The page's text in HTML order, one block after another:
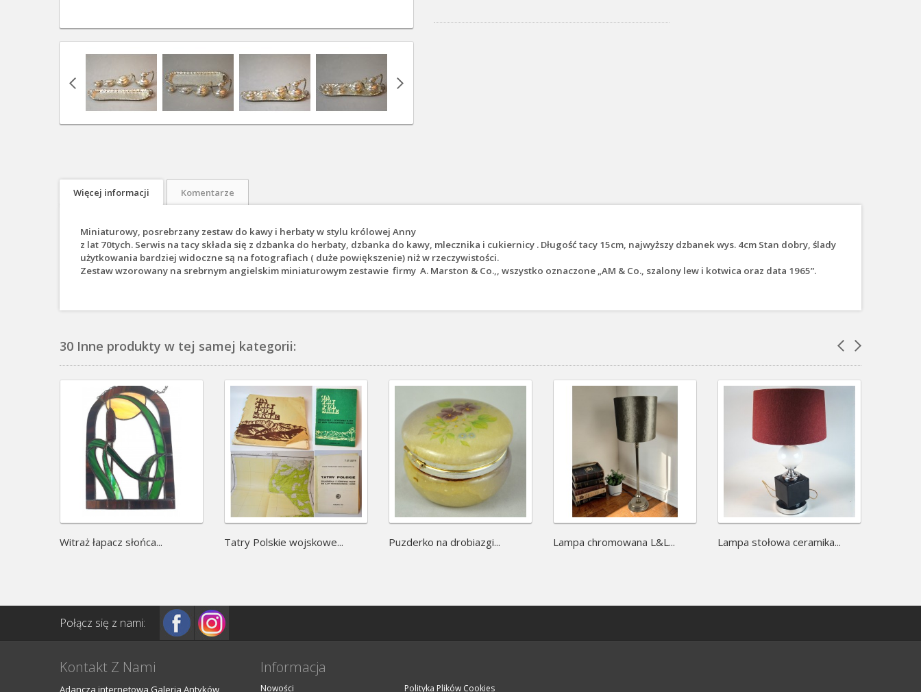
Więcej informacji Komentarze
Miniaturowy, posrebrzany zestaw do kawy i herbaty w stylu królowej Anny
z lat 70tych. Serwis na tacy składa się z dzbanka do herbaty, dzbanka do kawy, mlecznika i cukiernicy . Długość tacy 15cm, najwyższy dzbanek wys. 4cm Stan dobry, ślady
użytkowania bardziej widoczne są na fotografiach ( duże powiększenie) niż w rzeczywistości.
Zestaw wzorowany na srebrnym angielskim miniaturowym zestawie firmy A. Marston & Co.,, wszystko oznaczone „AM & Co., szalony lew i kotwica oraz data 1965”.
30 Inne produkty w tej samej kategorii:
Witraż łapacz słońca... Tatry Polskie wojskowe... Puzderko na drobiazgi... Lampa chromowana L&L... Lampa stołowa ceramika...
Połącz się z nami:
Kontakt Z Nami
Adancza internetowa Galeria Antyków
Informacja
Nowości Polityka Plików Cookies